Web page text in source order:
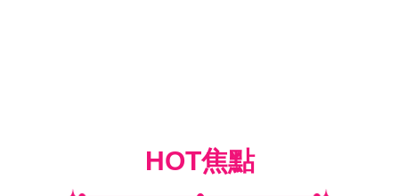
HOT焦點